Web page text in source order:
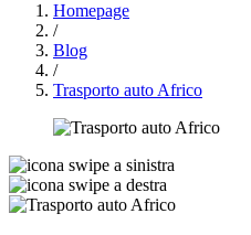
Homepage
/
Blog
/
Trasporto auto Africo